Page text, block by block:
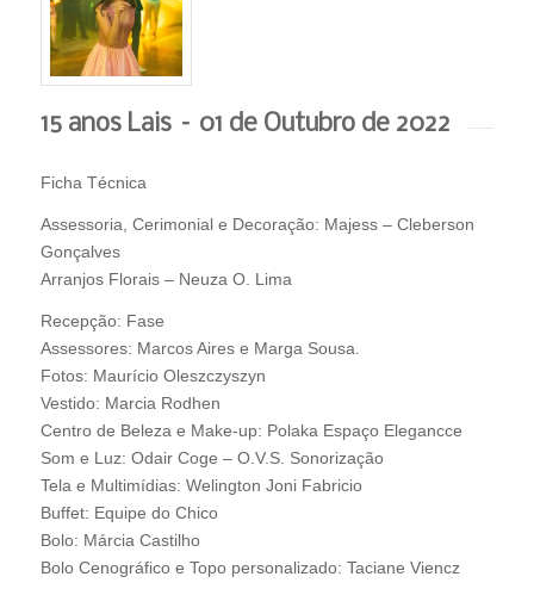
15 anos Lais – 01 de Outubro de 2022
Ficha Técnica
Assessoria, Cerimonial e Decoração: Majess – Cleberson
Gonçalves
Arranjos Florais – Neuza O. Lima
Recepção: Fase
Assessores: Marcos Aires e Marga Sousa.
Fotos: Maurício Oleszczyszyn
Vestido: Marcia Rodhen
Centro de Beleza e Make-up: Polaka Espaço Elegancce
Som e Luz: Odair Coge – O.V.S. Sonorização
Tela e Multimídias: Welington Joni Fabricio
Buffet: Equipe do Chico
Bolo: Márcia Castilho
Bolo Cenográfico e Topo personalizado: Taciane Viencz